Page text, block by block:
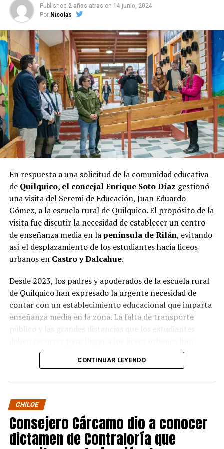
candidata a la presidencia, Evelyn Matthei
al frente del municipio parece haberle asegurado un
respaldo considerable entre los votantes, lo que se
refleja en la encuesta.
Las elecciones de octubre serán decisivas para Castro, y
los próximos días serán cruciales para todos los
candidatos en la recta final hacia las urnas.
Published 2 años atras on 14 junio, 2024
Por Nicolas
En respuesta a una solicitud de la comunidad educativa
de Quilquico, el concejal Enrique Soto Díaz gestionó
una visita del Seremi de Educación, Juan Eduardo
Gómez, a la escuela rural de Quilquico. El propósito de la
visita fue discutir la necesidad de establecer un centro
de enseñanza media en lapenínsula de Rilán, evitando
así el desplazamiento de los estudiantes hacia liceos
urbanos en Castro y Dalcahue.
Desde 2023, los padres y apoderados de la escuela rural
de Quilquico han expresado la urgente necesidad de
contar con un establecimiento educacional que imparta
enseñanza media en la zona. La falta de transporte
público y las grandes distancias que los estudiantes
generado preocupaciones sobre el desapego familiar y el
aumento de la deserción escolar.
Durante la visita, el Seremi de Educación pudo conocer
de primera mano el proyecto educativo de la escuela, el
cual tiene una fuerte orientación cultural, ambiental e
indígena. Los padres y apoderados presentaron sus
argumentos sobre la necesidad de avanzar en la
CONTINUAR LEYENDO
CHILOE
Consejero Cárcamo dio a conocer
dictamen de Contraloría que